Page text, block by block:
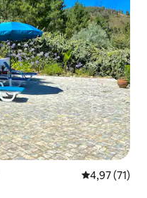
Priemerné
4,97 (71)